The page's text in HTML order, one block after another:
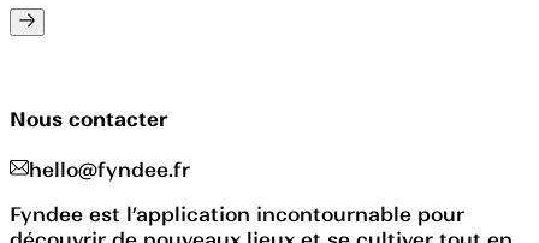
Nous contacter
hello@fyndee.fr
Fyndee est l’application incontournable pour